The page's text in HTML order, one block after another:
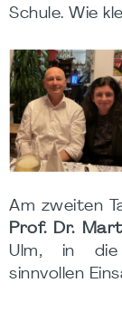
Schule. Wie
Am zweiten
Prof. Dr.
Ulm, in die
sinnvollen